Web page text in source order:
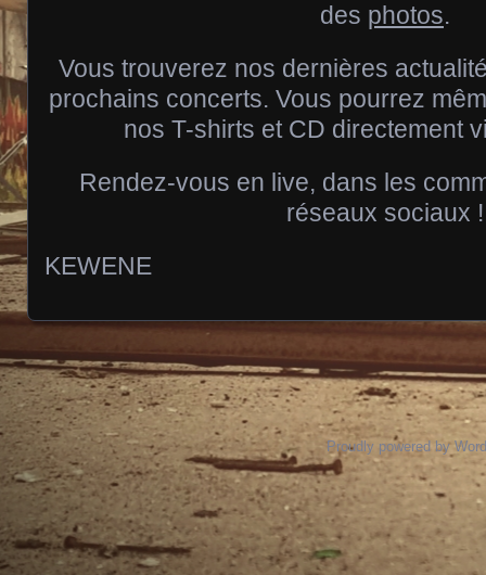
des photos.
Vous trouverez nos dernières
prochains concerts. Vous pourrez
nos T-shirts et CD directement
Rendez-vous en live, dans les
réseaux sociaux !
KEWENE
Proudly powered by